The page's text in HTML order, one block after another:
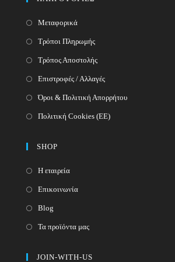
Μεταφορικά
Τρόποι Πληρωμής
Τρόπος Αποστολής
Επιστροφές / Αλλαγές
Όροι & Πολιτική Απορρήτου
Πολιτική Cookies (ΕΕ)
SHOP
Η εταιρεία
Επικοινωνία
Blog
Τα προϊόντα μας
JOIN-WITH-US